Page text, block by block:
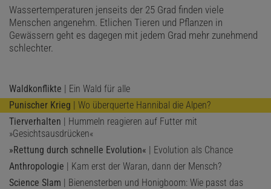
Wassertemperaturen jenseits der 25 Grad finden viele
Menschen angenehm. Etlichen Tieren und Pflanzen in
Gewässern geht es dagegen mit jedem Grad mehr zunehmend
schlechter.
Waldkonflikte | Ein Wald für alle
Punischer Krieg | Wo überquerte Hannibal die Alpen?
Tierverhalten | Hummeln reagieren auf Futter mit
»Gesichtsausdrücken«
»Rettung durch schnelle Evolution« | Evolution als Chance
Anthropologie | Kam erst der Waran, dann der Mensch?
Science Slam | Bienensterben und Honigboom: Wie passt das